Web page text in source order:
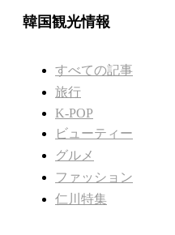
韓国観光情報
すべての記事
旅行
K-POP
ビューティー
グルメ
ファッション
仁川特集